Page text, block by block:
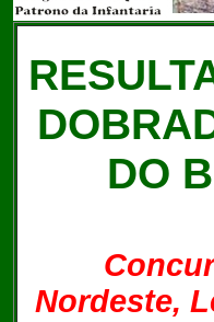
DO
Nordeste,